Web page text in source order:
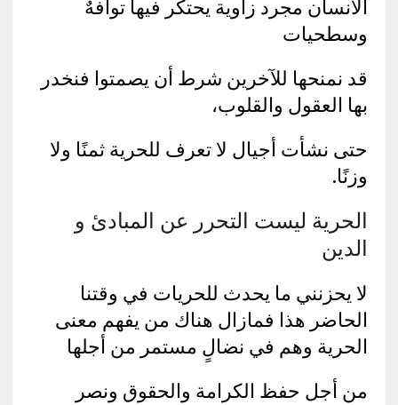
الانسان مجرد زاوية يحتكر فيها توافهٌ
وسطحيات
قد نمنحها للآخرين شرط أن يصمتوا فنخدر
بها العقول والقلوب،
حتى نشأت أجيال لا تعرف للحرية ثمنًا ولا
وزنًا.
الحرية ليست التحرر عن المبادئ و
الدين
لا يحزنني ما يحدث للحريات في وقتنا
الحاضر هذا فمازال هناك من يفهم معنى
الحرية وهم في نضالٍ مستمر من أجلها
من أجل حفظ الكرامة والحقوق ونصر